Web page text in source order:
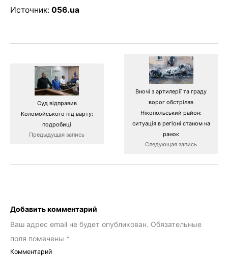
Источник: 056.ua
Суд відправив
Коломойського під варту:
подробиці
Предыдущая запись
Вночі з артилерії та граду
ворог обстріляв
Нікопольський район:
ситуація в регіоні станом на
ранок
Следующая запись
Добавить комментарий
Ваш адрес email не будет опубликован. Обязательные
поля помечены *
Комментарий